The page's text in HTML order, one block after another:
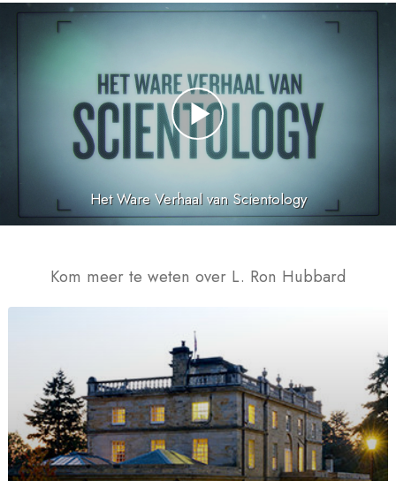
Het Ware Verhaal van Scientology
Kom meer te weten over L. Ron Hubbard